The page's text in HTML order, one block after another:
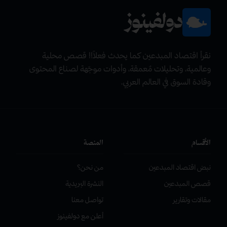
دولفينوز
نقرأ اقتصاد المبدعين كما يحدث فعلاً!! قصص محلية
وعالمية، وتحليلات مٌعمقة، وأدوات موجّهة لصناع المحتوى
وقادة السوق في العالم العربي.
الأقسام
نبض اقتصاد المبدعين
قصص المبدعين
مقالات وتقارير
المنصة
من نحن؟
النشرة البريدية
تواصل معنا
أعلن مع دولفينوز